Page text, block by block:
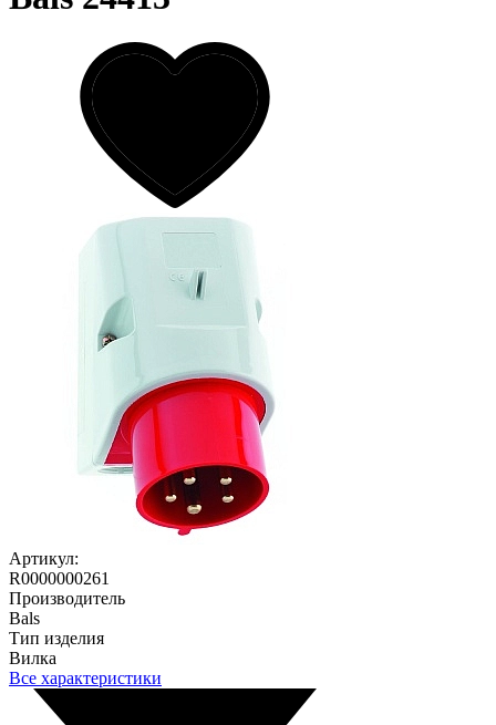
Артикул:
R0000000261
Производитель
Bals
Тип изделия
Вилка
Все характеристики